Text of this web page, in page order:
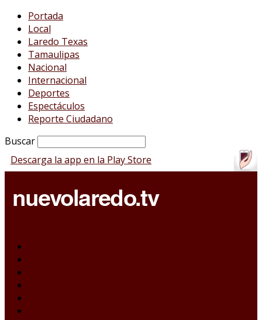
Portada
Local
Laredo Texas
Tamaulipas
Nacional
Internacional
Deportes
Espectáculos
Reporte Ciudadano
Buscar
Descarga la app en la Play Store